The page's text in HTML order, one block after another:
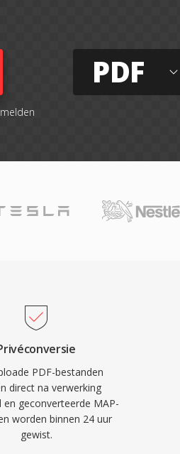
PDF
PDF-bestanden
direct na verwerking
en geconverteerde MAP-
worden binnen 24 uur
gewist.